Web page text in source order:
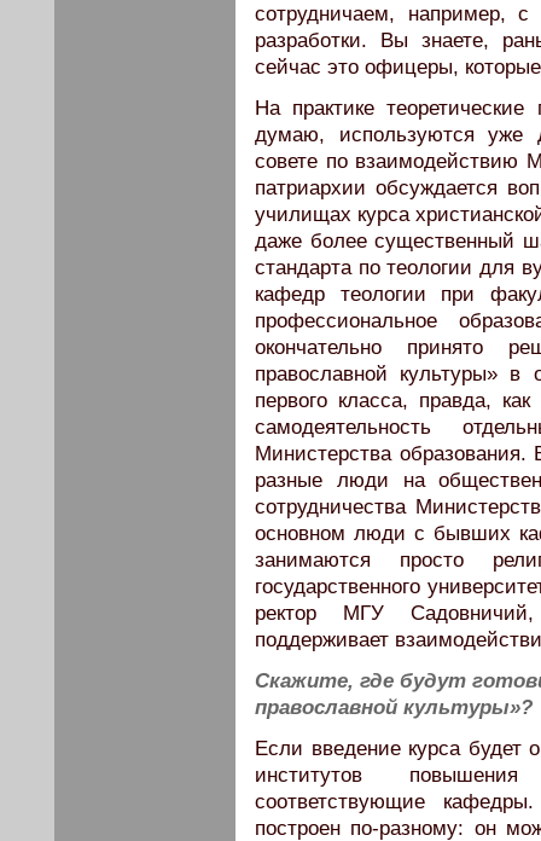
сотрудничаем, например,
разработки. Вы знаете,
сейчас это офицеры,
На практике
думаю, используются уже
совете по взаимодействию
патриархии обсуждается
училищах курса
даже более существенный
стандарта по теологии для
кафедр теологии при
профессиональное
окончательно принято
православной культуры» в
первого класса, правда,
самодеятельность
Министерства
разные люди на
сотрудничества
основном люди с бывших
занимаются просто
государственного
ректор МГУ
поддерживает
Скажите, где будут
православной культуры»?
Если введение курса будет
институтов
соответствующие
построен по-разному: он